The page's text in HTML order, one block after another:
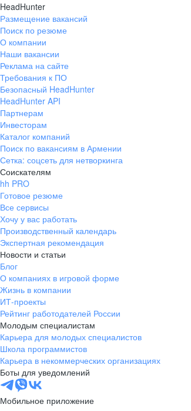
HeadHunter
Размещение вакансий
Поиск по резюме
О компании
Наши вакансии
Реклама на сайте
Требования к ПО
Безопасный HeadHunter
HeadHunter API
Партнерам
Инвесторам
Каталог компаний
Поиск по вакансиям в Армении
Сетка: соцсеть для нетворкинга
Соискателям
hh PRO
Готовое резюме
Все сервисы
Хочу у вас работать
Производственный календарь
Экспертная рекомендация
Новости и статьи
Блог
О компаниях в игровой форме
Жизнь в компании
ИТ-проекты
Рейтинг работодателей России
Молодым специалистам
Карьера для молодых специалистов
Школа программистов
Карьера в некоммерческих организациях
Боты для уведомлений
Мобильное приложение